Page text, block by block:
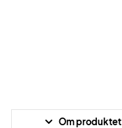
Om produktet